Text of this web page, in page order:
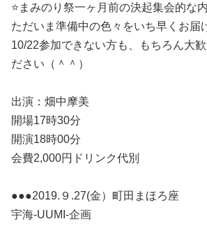
⭐️まみのり祭一ヶ月前の決起集会的な
ただいま準備中の色々をいち早くお届
10/22参加できない方も、もちろん大
ださい（＾＾）
出演：畑中摩美
開場17時30分
開演18時00分
会費2,000円ドリンク代別
●●●2019.９.27(金）町田まほろ座
宇海-UUMI-企画